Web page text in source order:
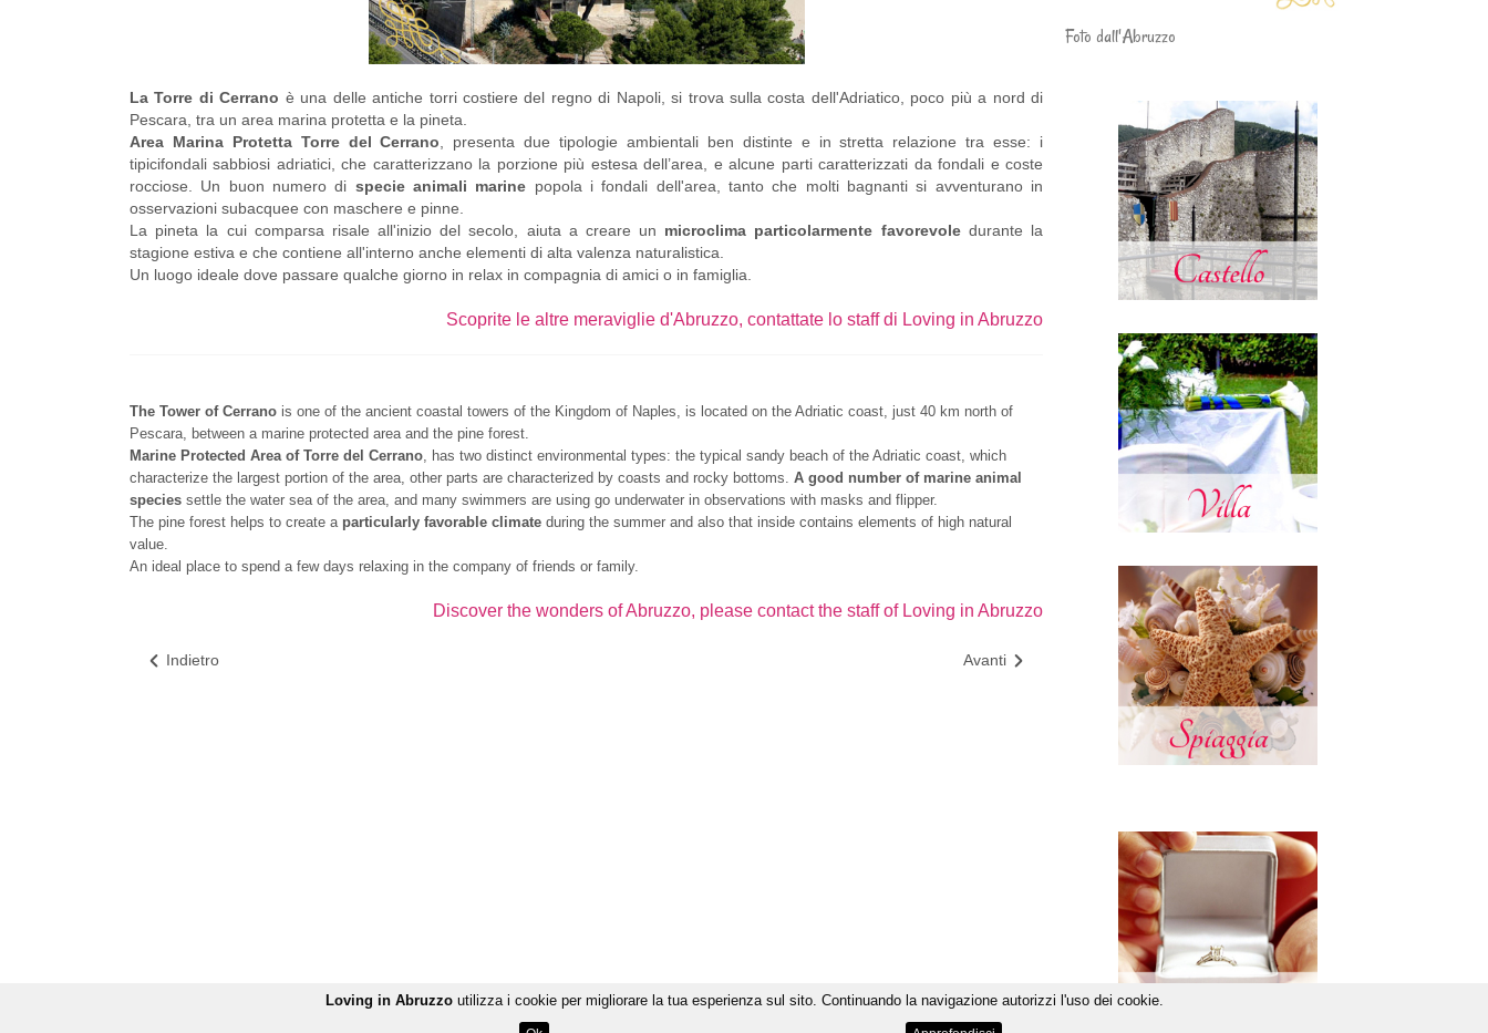
La Torre di Cerrano è una delle antiche torri costiere del regno di Napoli, si trova sulla costa dell'Adriatico, poco più a nord di
Pescara, tra un area marina protetta e la pineta.
Area Marina Protetta Torre del Cerrano , presenta due tipologie ambientali ben distinte e in stretta relazione tra esse: i
tipicifondali sabbiosi adriatici, che caratterizzano la porzione più estesa dell’area, e alcune parti caratterizzati da fondali e coste
rocciose. Un buon numero di specie animali marine popola i fondali dell'area, tanto che molti bagnanti si avventurano in
osservazioni subacquee con maschere e pinne.
La pineta la cui comparsa risale all'inizio del secolo, aiuta a creare un microclima particolarmente favorevole durante la
stagione estiva e che contiene all'interno anche elementi di alta valenza naturalistica.
Un luogo ideale dove passare qualche giorno in relax in compagnia di amici o in famiglia.
Scoprite le altre meraviglie d'Abruzzo, contattate lo staff di Loving in Abruzzo
The Tower of Cerrano is one of the ancient coastal towers of the Kingdom of Naples, is located on the Adriatic coast, just 40 km north of
Pescara, between a marine protected area and the pine forest.
Marine Protected Area of Torre del Cerrano , has two distinct environmental types: the typical sandy beach of the Adriatic coast, which
characterize the largest portion of the area, other parts are characterized by coasts and rocky bottoms A good number of marine animal
species settle the water sea of the area, and many swimmers are using go underwater in observations with masks and flipper.
The pine forest helps to create a particularly favorable climate during the summer and also that inside contains elements of high natural
value.
An ideal place to spend a few days relaxing in the company of friends or family.
Discover the wonders of Abruzzo, please contact the staff of Loving in Abruzzo
Indietro Avanti
Foto dall'Abruzzo
Loving in Abruzzoutilizza i cookie per migliorare la tua esperienza sul sito. Continuando la navigazione autorizzi l'uso dei cookie.